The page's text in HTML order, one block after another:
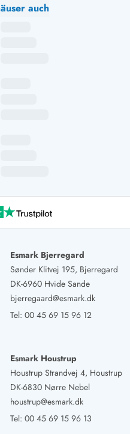
auch
Esmark Bjerregard
Sønder Klitvej 195, Bjerregard
DK-6960 Hvide Sande
bjerregaard@esmark.dk
Tel: 00 45 69 15 96 12
Esmark Houstrup
Houstrup Strandvej 4, Houstrup
DK-6830 Nørre Nebel
houstrup@esmark.dk
Tel: 00 45 69 15 96 13